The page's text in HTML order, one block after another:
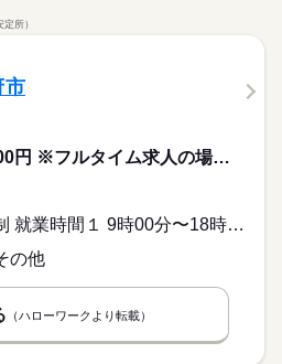
所）
市
214,000円〜375,100円 ※フルタイム求人の場合は月額（換算額）、パート求人の場合は時間額を表示しています。
フレックスタイム制 就業時間１ 9時00分〜18時00分 又は 6時00分〜21時00分の時間の間の8時間程度 就業時間に関する特記事項 フレックスタイム制
の他
（ハローワークより転載）